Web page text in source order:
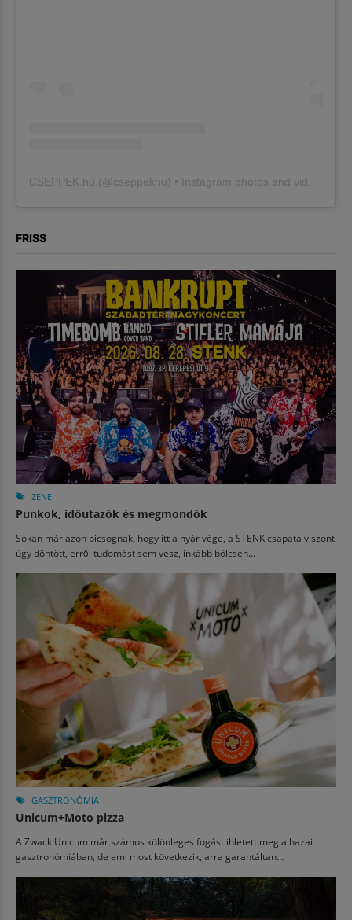
CSEPPEK.hu (@cseppekhu ) • Instagram photos and videos
FRISS
ZENE
Punkok, időutazók és megmondók
Sokan már azon picsognak, hogy itt a nyár vége, a STENK csapata viszont
úgy döntött, erről tudomást sem vesz, inkább bölcsen...
GASZTRONÓMIA
Unicum+Moto pizza
A Zwack Unicum már számos különleges fogást ihletett meg a hazai
gasztronómiában, de ami most következik, arra garantáltan...